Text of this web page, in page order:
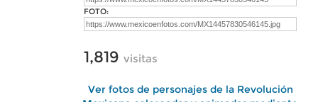
FOTO:
1,819 visitas
Ver fotos de personajes de la Revolución